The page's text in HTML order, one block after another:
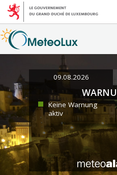
09.08.2026
Keine Warnung
aktiv